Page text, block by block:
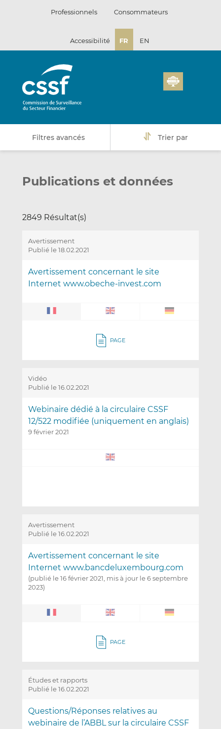
Professionnels Consommateurs
Accessibilité FR EN
Filtres avancés Trier par
Publications et données
2849 Résultat(s)
Avertissement
Publié le 18.02.2021
Avertissement concernant le site
Internet www.obeche-invest.com
PAGE
Vidéo
Publié le 16.02.2021
Webinaire dédié à la circulaire CSSF
12/522 modifiée (uniquement en anglais)
9 février 2021
Avertissement
Publié le 16.02.2021
Avertissement concernant le site
Internet www.bancdeluxembourg.com
(publié le 16 février 2021, mis à jour le 6 septembre
2023)
PAGE
Études et rapports
Publié le 16.02.2021
Questions/Réponses relatives au
webinaire de l’ABBL sur la circulaire CSSF